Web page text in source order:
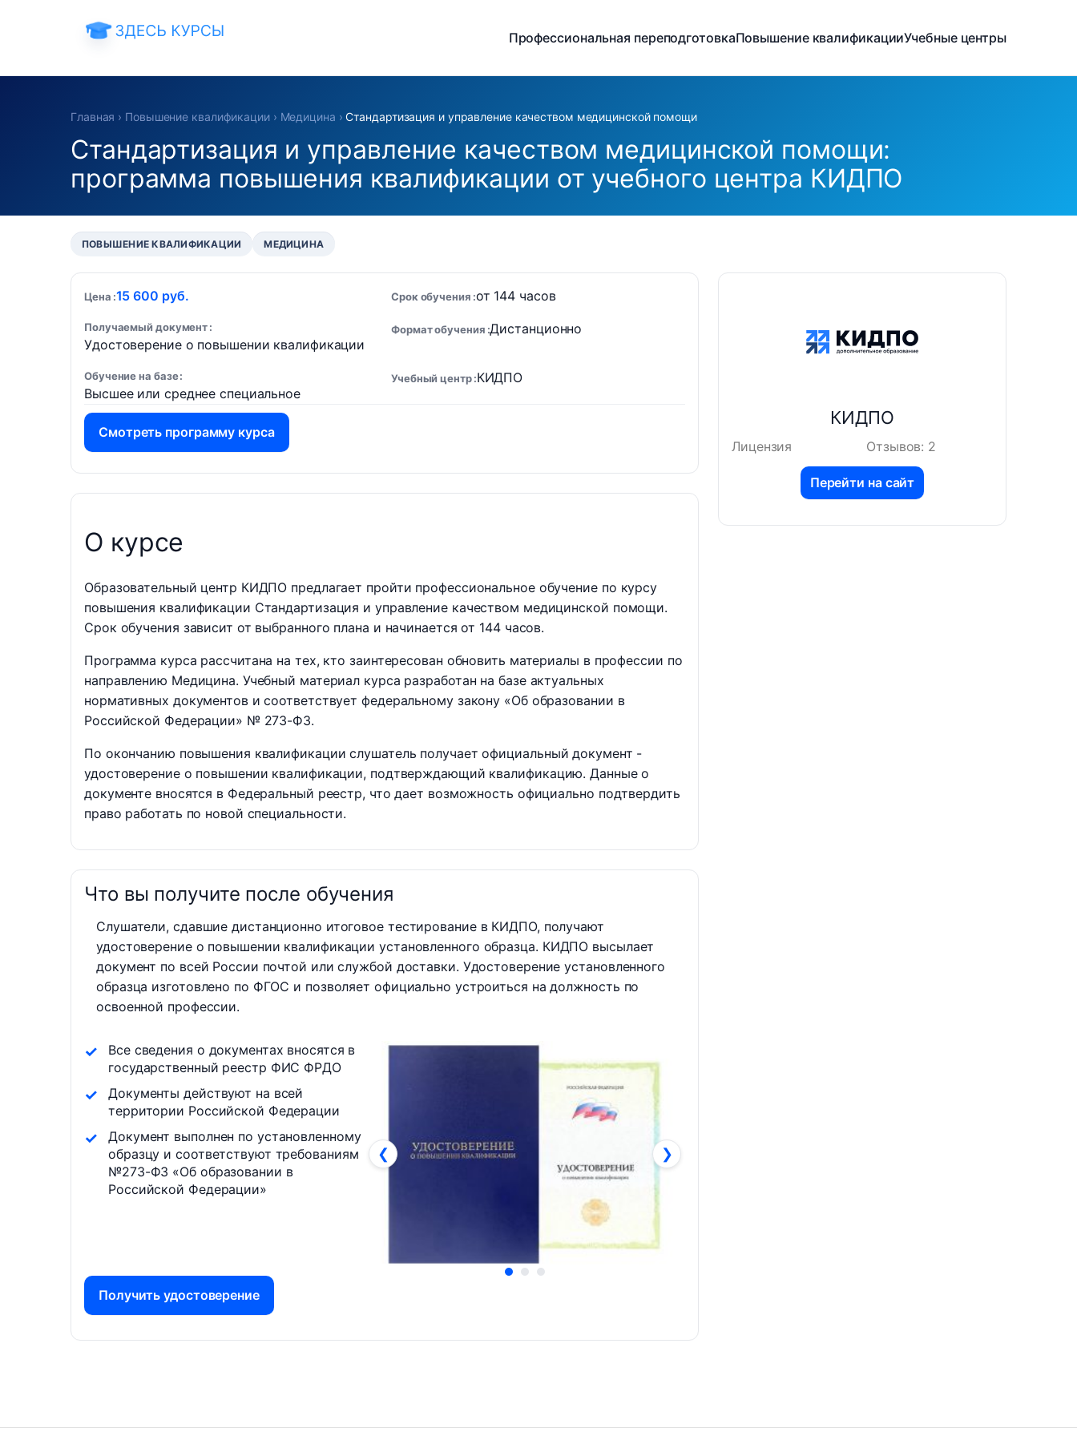
Профессиональная переподготовкаПовышение квалификацииУчебные центры
Главная › Повышение квалификации› Медицина ›Стандартизация и управление качеством медицинской помощи
Стандартизация и управление качеством медицинской помощи:
программа повышения квалификации от учебного центра КИДПО
ПОВЫШЕНИЕ КВАЛИФИКАЦИИ МЕДИЦИНА
Цена 15 600 руб. Срок обучения от 144 часов
Получаемый документ
Удостоверение о повышении квалификации
Формат обучения Дистанционно
Обучение на базе
Высшее или среднее специальное
Учебный центр КИДПО
Смотреть программу курса
О курсе
Образовательный центр КИДПО предлагает пройти профессиональное обучение по курсу
повышения квалификации Стандартизация и управление качеством медицинской помощи.
Срок обучения зависит от выбранного плана и начинается от 144 часов.
Программа курса рассчитана на тех, кто заинтересован обновить материалы в профессии по
направлению Медицина. Учебный материал курса разработан на базе актуальных
нормативных документов и соответствует федеральному закону «Об образовании в
Российской Федерации» № 273-ФЗ.
По окончанию повышения квалификации слушатель получает официальный документ -
удостоверение о повышении квалификации, подтверждающий квалификацию. Данные о
документе вносятся в Федеральный реестр, что дает возможность официально подтвердить
право работать по новой специальности.
Что вы получите после обучения
Слушатели, сдавшие дистанционно итоговое тестирование в КИДПО, получают
удостоверение о повышении квалификации установленного образца. КИДПО высылает
документ по всей России почтой или службой доставки. Удостоверение установленного
образца изготовлено по ФГОС и позволяет официально устроиться на должность по
освоенной профессии.
Все сведения о документах вносятся в
государственный реестр ФИС ФРДО
Документы действуют на всей
территории Российской Федерации
Документ выполнен по установленному
образцу и соответствуют требованиям
№273-ФЗ «Об образовании в
Российской Федерации»
❮ ❯
Получить удостоверение
КИДПО
Лицензия Отзывов: 2
Перейти на сайт